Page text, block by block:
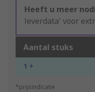
Heeft u meer
leverdata' voor
Aantal stuks
1 +
*prijsindicatie